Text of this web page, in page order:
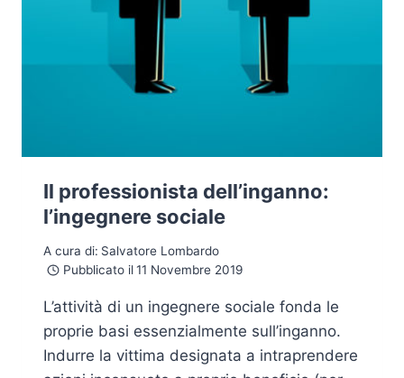
Il professionista dell’inganno:
l’ingegnere sociale
A cura di: Salvatore Lombardo
Pubblicato il 11 Novembre 2019
L’attività di un ingegnere sociale fonda le
proprie basi essenzialmente sull’inganno.
Indurre la vittima designata a intraprendere